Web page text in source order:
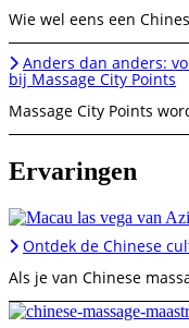
Wie wel eens een
Anders dan anders:
bij Massage City Points
Massage City Points
Ervaringen
Ontdek de Chinese
Als je van Chinese